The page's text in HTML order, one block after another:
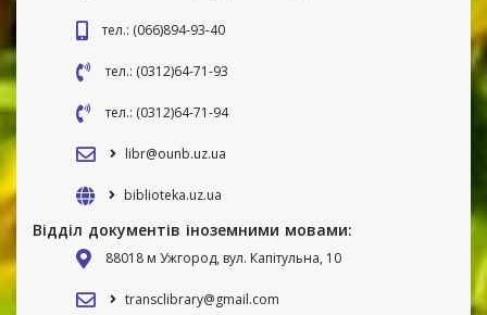
тел.: (066)894-93-40
тел.: (0312)64-71-93
тел.: (0312)64-71-94
libr@ounb.uz.ua
biblioteka.uz.ua
Відділ документів іноземними мовами:
88018 м Ужгород, вул. Капітульна, 10
transclibrary@gmail.com